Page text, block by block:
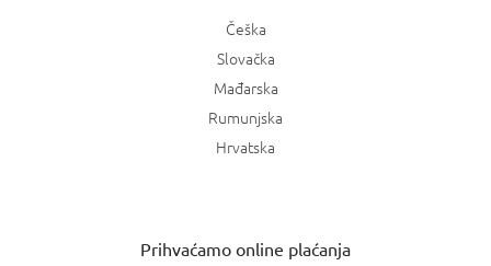
Češka
Slovačka
Mađarska
Rumunjska
Hrvatska
Prihvaćamo online plaćanja